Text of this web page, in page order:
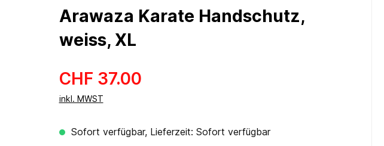
Arawaza Karate Handschutz,
weiss, XL
CHF 37.00
inkl. MWST
Sofort verfügbar, Lieferzeit: Sofort verfügbar